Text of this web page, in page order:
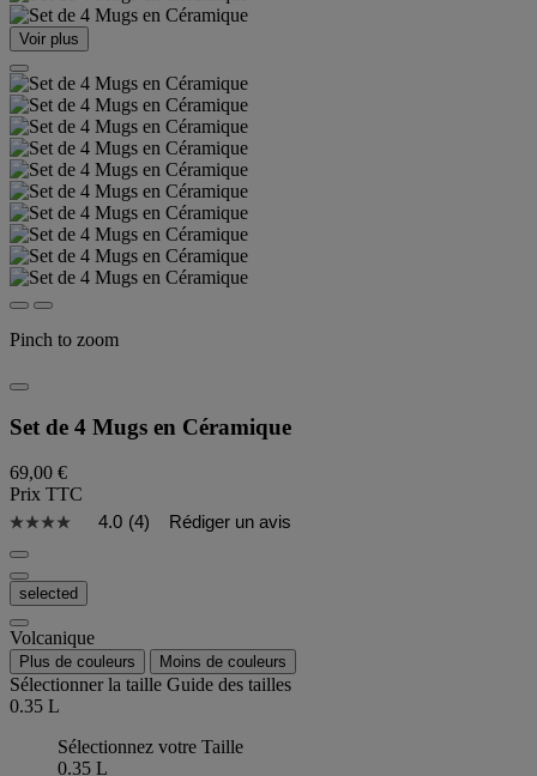
Voir plus
Pinch to zoom
Set de 4 Mugs en Céramique
69,00 €
Prix TTC
4.0 (4) Rédiger un avis
selected
Volcanique
Plus de couleurs Moins de couleurs
Sélectionner la taille Guide des tailles
0.35 L
Sélectionnez votre Taille
0.35 L